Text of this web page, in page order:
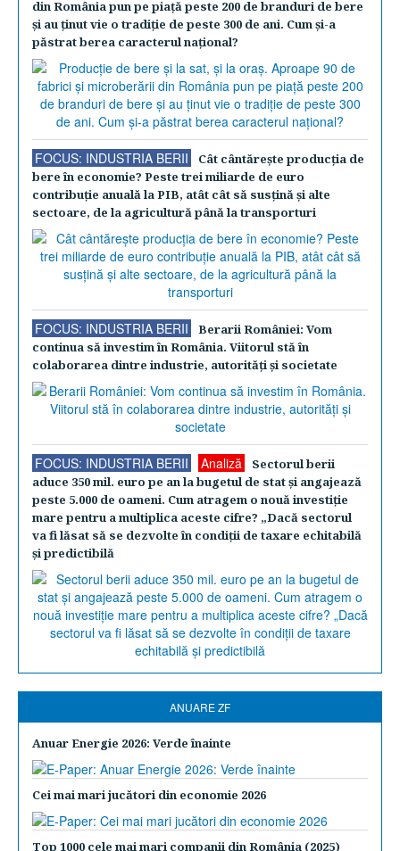
din România pun pe piaţă peste 200 de branduri de bere
şi au ţinut vie o tradiţie de peste 300 de ani. Cum şi-a
păstrat berea caracterul naţional?
FOCUS: INDUSTRIA BERII
Cât cântăreşte producţia de
bere în economie? Peste trei miliarde de euro
contribuţie anuală la PIB, atât cât să susţină şi alte
sectoare, de la agricultură până la transporturi
FOCUS: INDUSTRIA BERII
Berarii României: Vom
continua să investim în România. Viitorul stă în
colaborarea dintre industrie, autorităţi şi societate
FOCUS: INDUSTRIA BERII Analiză
Sectorul berii
aduce 350 mil. euro pe an la bugetul de stat şi angajează
peste 5.000 de oameni. Cum atragem o nouă investiţie
mare pentru a multiplica aceste cifre? „Dacă sectorul
va fi lăsat să se dezvolte în condiţii de taxare echitabilă
şi predictibilă
ANUARE ZF
Anuar Energie 2026: Verde înainte
Cei mai mari jucători din economie 2026
Top 1000 cele mai mari companii din România (2025)